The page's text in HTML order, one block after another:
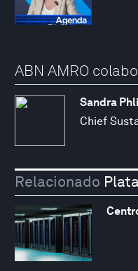
ABN AMRO
Sandra
Chief
Relacionado